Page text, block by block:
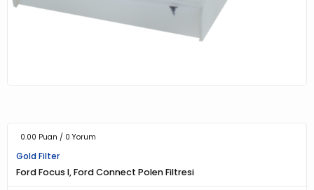
0.00 Puan / 0 Yorum
Gold Filter
Ford Focus I, Ford Connect Polen Filtresi